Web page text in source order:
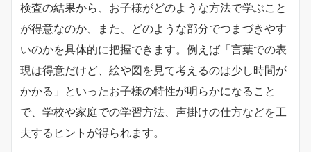
検査の結果から、お子様がどのような方法で学ぶこと
が得意なのか、また、どのような部分でつまづきやす
いのかを具体的に把握できます。例えば「言葉での表
現は得意だけど、絵や図を見て考えるのは少し時間が
かかる」といったお子様の特性が明らかになること
で、学校や家庭での学習方法、声掛けの仕方などを工
夫するヒントが得られます。